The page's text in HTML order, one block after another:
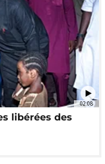
02:08
libérées des